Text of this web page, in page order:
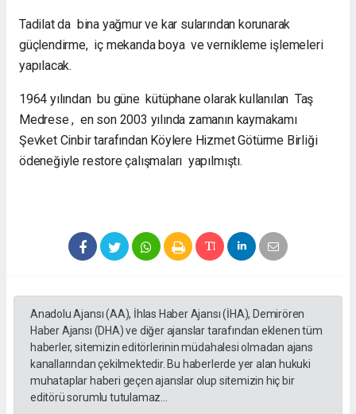
Tadilat da bina yağmur ve kar sularından korunarak
güçlendirme, iç mekanda boya ve vernikleme işlemeleri
yapılacak.
1964 yılından bu güne kütüphane olarak kullanılan Taş
Medrese , en son 2003 yılında zamanın kaymakamı
Şevket Cinbir tarafından Köylere Hizmet Götürme Birliği
ödeneğiyle restore çalışmaları yapılmıştı.
Anadolu Ajansı (AA), İhlas Haber Ajansı (İHA), Demirören
Haber Ajansı (DHA) ve diğer ajanslar tarafından eklenen tüm
haberler, sitemizin editörlerinin müdahalesi olmadan ajans
kanallarından çekilmektedir. Bu haberlerde yer alan hukuki
muhataplar haberi geçen ajanslar olup sitemizin hiç bir
editörü sorumlu tutulamaz...